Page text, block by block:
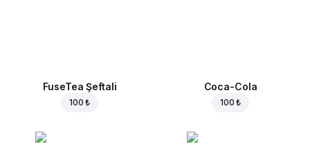
FuseTea Şeftali
100 ₺
Coca-Cola
100 ₺